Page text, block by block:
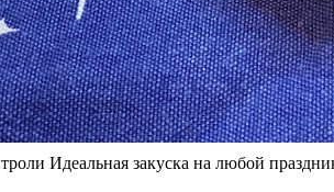
Идеальная закуска на любой